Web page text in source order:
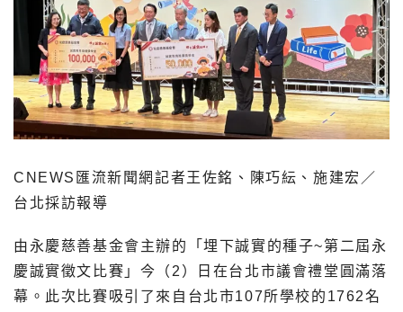
CNEWS匯流新聞網記者王佐銘、陳巧紜、施建宏／
台北採訪報導
由永慶慈善基金會主辦的「埋下誠實的種子~第二屆永
慶誠實徵文比賽」今（2）日在台北市議會禮堂圓滿落
幕。此次比賽吸引了來自台北市107所學校的1762名